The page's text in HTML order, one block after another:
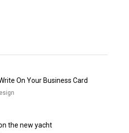
On Your Business Card
the new yacht